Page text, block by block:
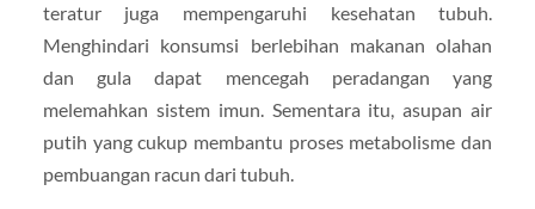
teratur juga mempengaruhi kesehatan tubuh.
Menghindari konsumsi berlebihan makanan olahan
dan gula dapat mencegah peradangan yang
melemahkan sistem imun. Sementara itu, asupan air
putih yang cukup membantu proses metabolisme dan
pembuangan racun dari tubuh.